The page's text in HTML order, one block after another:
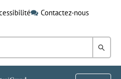
Contactez-nous
dans